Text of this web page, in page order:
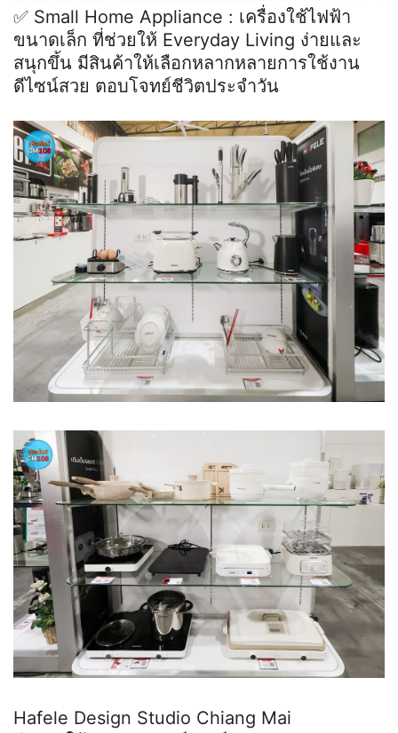
✅ Small Home Appliance : เครื่องใช้ไฟฟ้า
ขนาดเล็ก ที่ช่วยให้ Everyday Living ง่ายและ
สนุกขึ้น มีสินค้าให้เลือกหลากหลายการใช้งาน
ดีไซน์สวย ตอบโจทย์ชีวิตประจำวัน
Hafele Design Studio Chiang Mai